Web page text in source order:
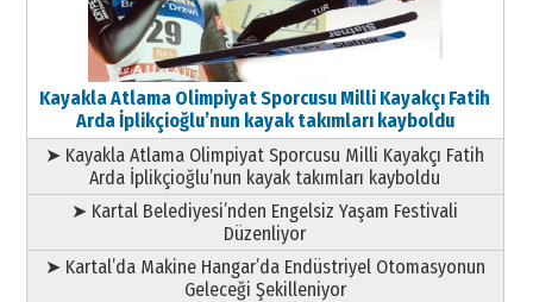
Kayakla Atlama Olimpiyat Sporcusu Milli Kayakçı Fatih
Arda İplikçioğlu’nun kayak takımları kayboldu
➤ Kayakla Atlama Olimpiyat Sporcusu Milli Kayakçı Fatih
Arda İplikçioğlu’nun kayak takımları kayboldu
➤ Kartal Belediyesi’nden Engelsiz Yaşam Festivali
Düzenliyor
➤ Kartal’da Makine Hangar’da Endüstriyel Otomasyonun
Geleceği Şekilleniyor